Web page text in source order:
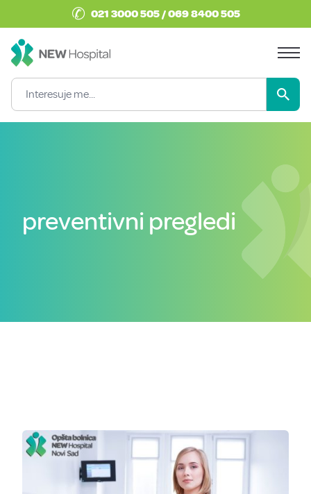
✆ 021 3000 505 / 069 8400 505
preventivni pregledi